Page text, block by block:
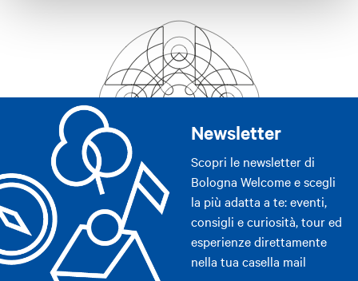
Newsletter
Scopri le newsletter di
Bologna Welcome e scegli
la più adatta a te: eventi,
consigli e curiosità, tour ed
esperienze direttamente
nella tua casella mail